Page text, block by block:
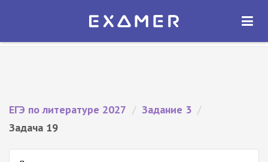
Экзамер — ЕГЭ 2027
ОТКРЫТЬ
ЕГЭ по литературе 2027 / Задание 3 /
Задача 19